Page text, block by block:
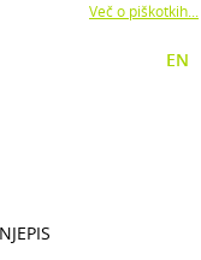
Več o piškotkih...
EN